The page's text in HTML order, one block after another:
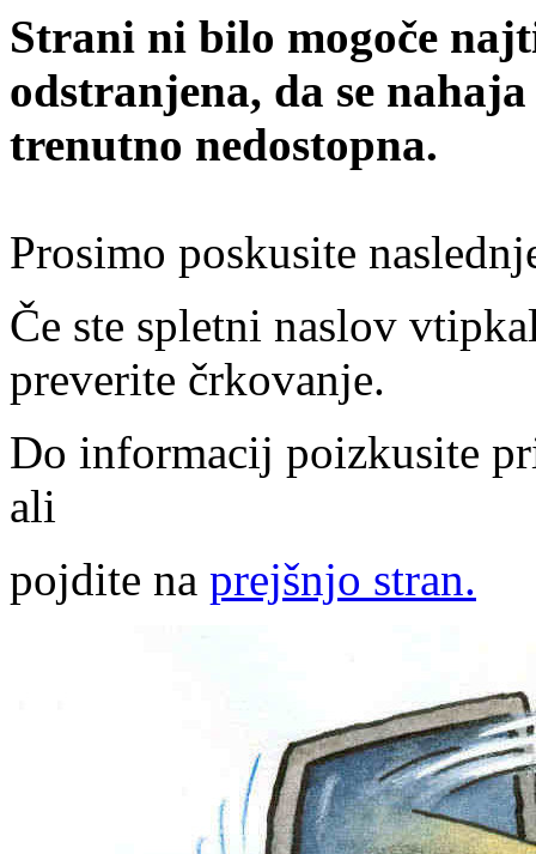
Strani ni bilo mogoče
odstranjena, da se
trenutno nedostopna.
Prosimo poskusite
Če ste spletni naslov
preverite črkovanje.
Do informacij poizkusite
ali
pojdite na prejšnjo stran.